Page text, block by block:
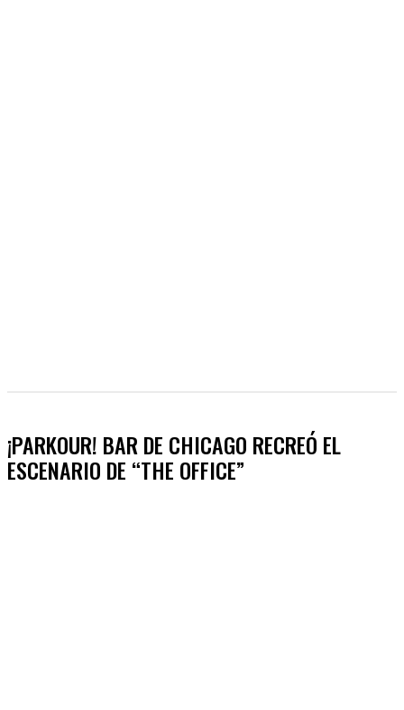
¡PARKOUR! BAR DE CHICAGO RECREÓ EL
ESCENARIO DE “THE OFFICE”